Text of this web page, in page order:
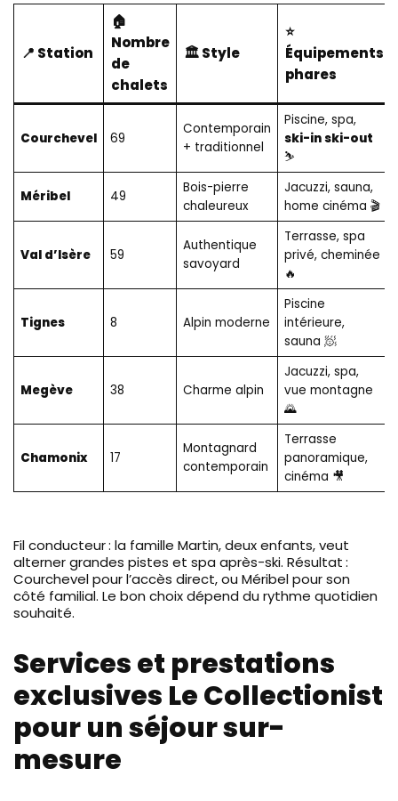
📍 Station
🏠
Nombre
de
chalets
🏛️ Style
⭐
Équipements
phares
Courchevel 69
Contemporain
+ traditionnel
Piscine, spa,
ski-in ski-out
⛷️
Méribel 49
Bois-pierre
chaleureux
Jacuzzi, sauna,
home cinéma 🎬
Val d’Isère 59
Authentique
savoyard
Terrasse, spa
privé, cheminée
🔥
Tignes 8 Alpin moderne
Piscine
intérieure,
sauna 🧖
Megève 38 Charme alpin
Jacuzzi, spa,
vue montagne
🌄
Chamonix 17
Montagnard
contemporain
Terrasse
panoramique,
cinéma 🎥
Fil conducteur : la famille Martin, deux enfants, veut
alterner grandes pistes et spa après-ski. Résultat :
Courchevel pour l’accès direct, ou Méribel pour son
côté familial. Le bon choix dépend du rythme quotidien
souhaité.
Services et prestations
exclusives Le Collectionist
pour un séjour sur-
mesure